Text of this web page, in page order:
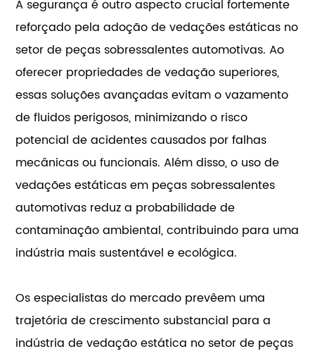
A segurança é outro aspecto crucial fortemente
reforçado pela adoção de vedações estáticas no
setor de peças sobressalentes automotivas. Ao
oferecer propriedades de vedação superiores,
essas soluções avançadas evitam o vazamento
de fluidos perigosos, minimizando o risco
potencial de acidentes causados por falhas
mecânicas ou funcionais. Além disso, o uso de
vedações estáticas em peças sobressalentes
automotivas reduz a probabilidade de
contaminação ambiental, contribuindo para uma
indústria mais sustentável e ecológica.
Os especialistas do mercado prevêem uma
trajetória de crescimento substancial para a
indústria de vedação estática no setor de peças